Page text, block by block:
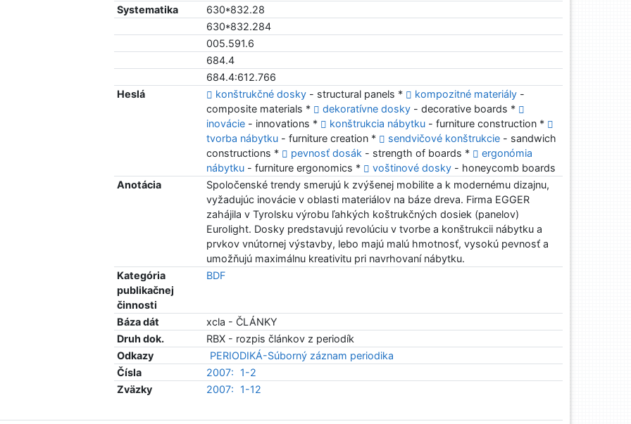
Systematika
630*832.28
630*832.284
005.591.6
684.4
684.4:612.766
Heslá
konštrukčné dosky - structural panels * kompozitné materiály -
composite materials *
dekoratívne dosky - decorative boards *
inovácie - innovations * konštrukcia nábytku - furniture construction *
tvorba nábytku - furniture creation * sendvičové konštrukcie - sandwich
constructions *
pevnosť dosák - strength of boards *
ergonómia
nábytku - furniture ergonomics * voštinové dosky - honeycomb boards
Anotácia
Spoločenské trendy smerujú k zvýšenej mobilite a k modernému dizajnu,
vyžadujúc inovácie v oblasti materiálov na báze dreva. Firma EGGER
zahájila v Tyrolsku výrobu ľahkých koštrukčných dosiek (panelov)
Eurolight. Dosky predstavujú revolúciu v tvorbe a konštrukcii nábytku a
prvkov vnútornej výstavby, lebo majú malú hmotnosť, vysokú pevnosť a
umožňujú maximálnu kreativitu pri navrhovaní nábytku.
Kategória
publikačnej
činnosti
BDF
Báza dát
xcla - ČLÁNKY
Druh dok.
RBX - rozpis článkov z periodík
Odkazy
PERIODIKÁ-Súborný záznam periodika
Čísla
2007:
1-2
Zväzky
2007: 1-12